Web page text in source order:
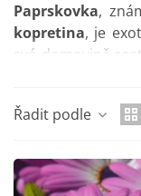
Paprskovka,
kopretina, je
své domovině
Jedná se o
nejenna
květináči.
Řadit podle